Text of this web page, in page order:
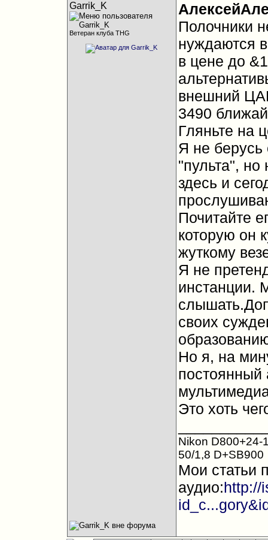
Garrik_K
Ветеран клуба THG
Полочники
нуждаются
в цене до
внешний
3490
Гляньте на
Я не берусь
"пульта",
здесь и
Почитайте
которую он
жуткому
Я не
инстанции.
своих
Но я, на
постоянный
Это хоть
Nikon D800+24-
50/1,8 D+SB900
Мои статьи
аудио:http://